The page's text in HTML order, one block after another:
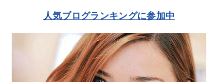
人気ブログランキングに参加中